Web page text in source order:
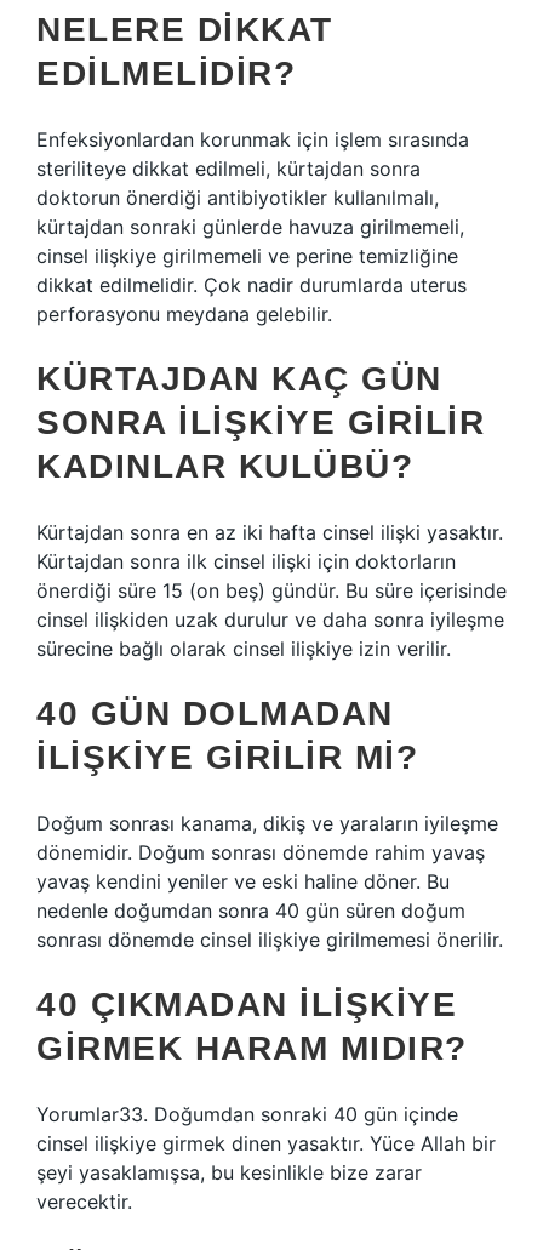
NELERE DIKKAT
EDILMELIDIR?
Enfeksiyonlardan korunmak için işlem sırasında
steriliteye dikkat edilmeli, kürtajdan sonra
doktorun önerdiği antibiyotikler kullanılmalı,
kürtajdan sonraki günlerde havuza girilmemeli,
cinsel ilişkiye girilmemeli ve perine temizliğine
dikkat edilmelidir. Çok nadir durumlarda uterus
perforasyonu meydana gelebilir.
KÜRTAJDAN KAÇ GÜN
SONRA ILIŞKIYE GIRILIR
KADINLAR KULÜBÜ?
Kürtajdan sonra en az iki hafta cinsel ilişki yasaktır.
Kürtajdan sonra ilk cinsel ilişki için doktorların
önerdiği süre 15 (on beş) gündür. Bu süre içerisinde
cinsel ilişkiden uzak durulur ve daha sonra iyileşme
sürecine bağlı olarak cinsel ilişkiye izin verilir.
40 GÜN DOLMADAN
ILIŞKIYE GIRILIR MI?
Doğum sonrası kanama, dikiş ve yaraların iyileşme
dönemidir. Doğum sonrası dönemde rahim yavaş
yavaş kendini yeniler ve eski haline döner. Bu
nedenle doğumdan sonra 40 gün süren doğum
sonrası dönemde cinsel ilişkiye girilmemesi önerilir.
40 ÇIKMADAN ILIŞKIYE
GIRMEK HARAM MIDIR?
Yorumlar33. Doğumdan sonraki 40 gün içinde
cinsel ilişkiye girmek dinen yasaktır. Yüce Allah bir
şeyi yasaklamışsa, bu kesinlikle bize zarar
verecektir.